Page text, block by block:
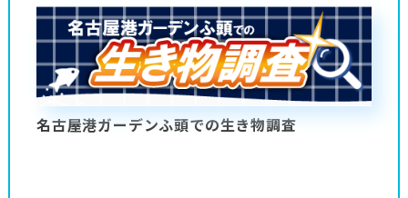
名古屋港ガーデンふ頭での生き物調査